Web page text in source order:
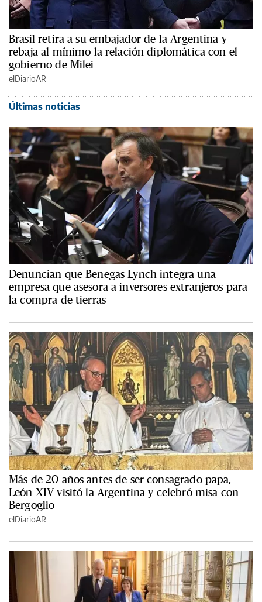
Brasil retira a su embajador de la Argentina y
rebaja al mínimo la relación diplomática con el
gobierno de Milei
elDiarioAR
Últimas noticias
Denuncian que Benegas Lynch integra una
empresa que asesora a inversores extranjeros para
la compra de tierras
Más de 20 años antes de ser consagrado papa,
León XIV visitó la Argentina y celebró misa con
Bergoglio
elDiarioAR